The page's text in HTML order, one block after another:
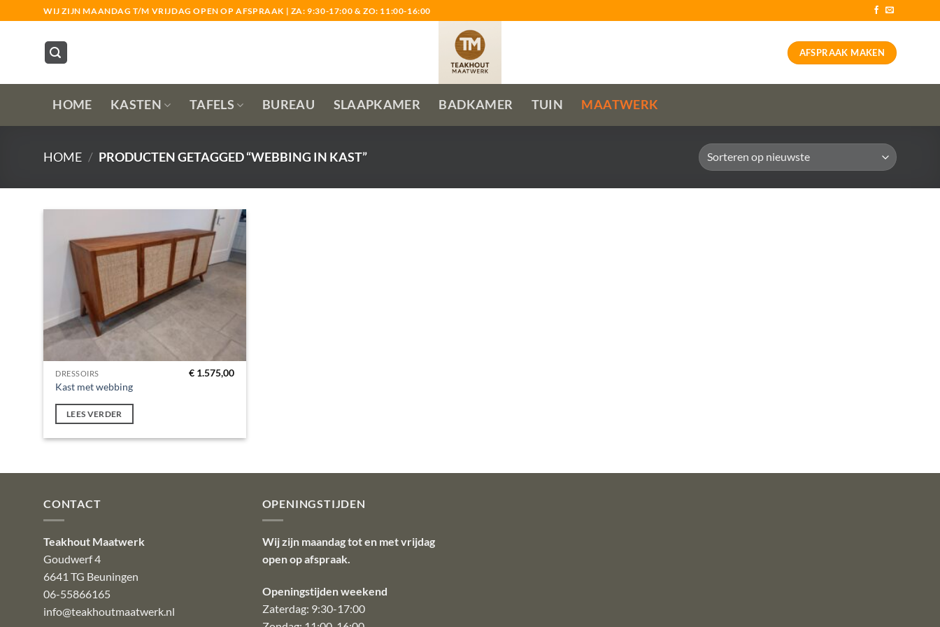
naar
WIJ ZIJN MAANDAG T/M VRIJDAG OPEN OP AFSPRAAK | ZA: 9:30-17:00 & ZO: 11:00-16:00
AFSPRAAK MAKEN
HOME KASTEN TAFELS BUREAU SLAAPKAMER BADKAMER TUIN MAATWERK
HOME / PRODUCTEN GETAGGED “WEBBING IN KAST”
DRESSOIRS
Kast met webbing
€1.575,00
LEES VERDER
CONTACT
Teakhout Maatwerk
Goudwerf 4
6641 TG Beuningen
06-55866165
info@teakhoutmaatwerk.nl
OPENINGSTIJDEN
Wij zijn maandag tot en met vrijdag
open op afspraak.
Openingstijden weekend
Zaterdag: 9:30-17:00